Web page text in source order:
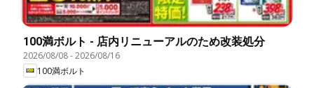
100満ボルト - 店内リニューアルのため改装処分
2026/08/08-2026/08/16
100満ボルト